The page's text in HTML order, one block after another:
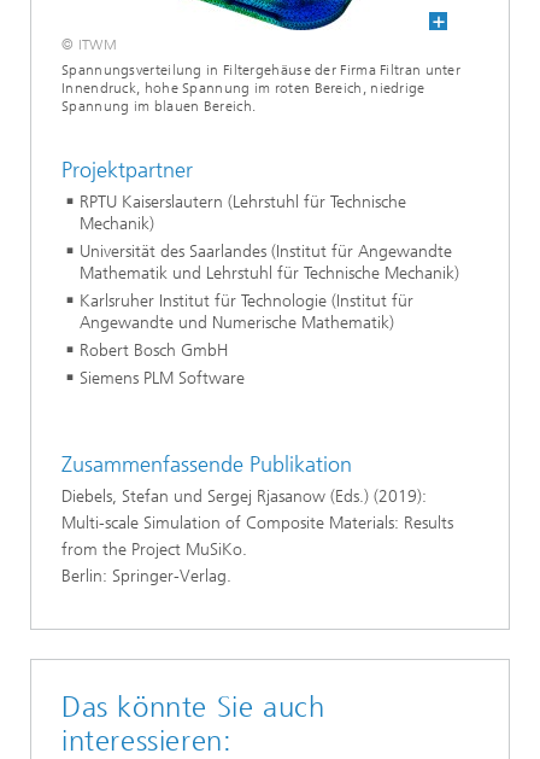
© ITWM
Spannungsverteilung in Filtergehäuse der Firma Filtran unter
Innendruck, hohe Spannung im roten Bereich, niedrige
Spannung im blauen Bereich.
Projektpartner
RPTU Kaiserslautern (Lehrstuhl für Technische
Mechanik)
Universität des Saarlandes (Institut für Angewandte
Mathematik und Lehrstuhl für Technische Mechanik)
Karlsruher Institut für Technologie (Institut für
Angewandte und Numerische Mathematik)
Robert Bosch GmbH
Siemens PLM Software
Zusammenfassende Publikation
Diebels, Stefan und Sergej Rjasanow (Eds.) (2019):
Multi-scale Simulation of Composite Materials: Results
from the Project MuSiKo.
Berlin: Springer-Verlag.
Das könnte Sie auch
interessieren: